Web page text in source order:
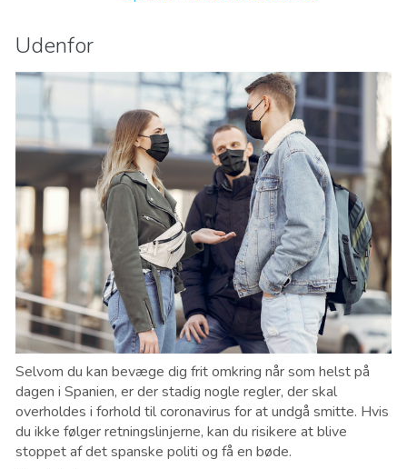
Udenfor
Selvom du kan bevæge dig frit omkring når som helst på
dagen i Spanien, er der stadig nogle regler, der skal
overholdes i forhold til coronavirus for at undgå smitte. Hvis
du ikke følger retningslinjerne, kan du risikere at blive
stoppet af det spanske politi og få en bøde.